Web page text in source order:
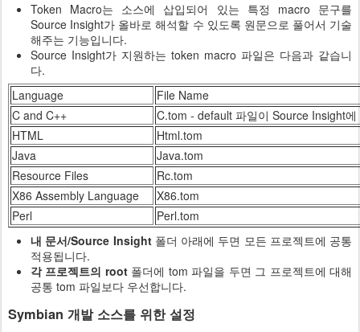
Token Macro는 소스에 삽입되어 있는 특정 macro 문구를
Source Insight가 올바로 해석할 수 있도록 원문으로 풀어서 기술
해주는 기능입니다.
Source Insight가 지원하는 token macro 파일은 다음과 같습니
다.
Language
File Name
C and C++
C.tom - default 파일이 Source Insight
HTML
Html.tom
Java
Java.tom
Resource Files
Rc.tom
X86 Assembly Language
X86.tom
Perl
Perl.tom
내 문서/Source Insight폴더 아래에 두면 모든 프로젝트에 공통
적용됩니다.
각 프로젝트의 root폴더에 tom 파일을 두면 그 프로젝트에 대해
공통 tom 파일보다 우선합니다.
Symbian 개발 소스를 위한 설정